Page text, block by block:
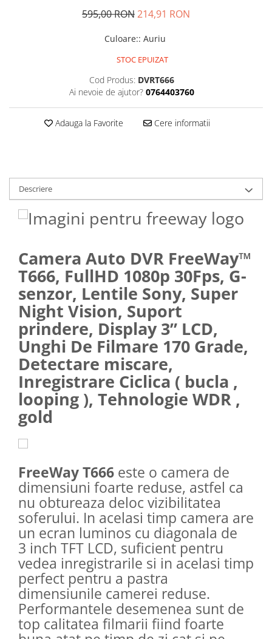
595,00 RON214,91 RON
Culoare:: Auriu
STOC EPUIZAT
Cod Produs: DVRT666
Ai nevoie de ajutor? 0764403760
Adauga la Favorite Cere informatii
Descriere
Camera Auto DVR FreeWay™
T666, FullHD 1080p 30Fps, G-
senzor, Lentile Sony, Super
Night Vision, Suport
prindere, Display 3” LCD,
Unghi De Filmare 170 Grade,
Detectare miscare,
Inregistrare Ciclica ( bucla ,
looping ), Tehnologie WDR ,
gold
FreeWay T666 este o camera de
dimensiuni foarte reduse, astfel ca
nu obtureaza deloc vizibilitatea
soferului. In acelasi timp camera are
un ecran luminos cu diagonala de
3 inch TFT LCD, suficient pentru
vedea inregistrarile si in acelasi timp
perfect pentru a pastra
dimensiunile camerei reduse.
Performantele desemenea sunt de
top calitatea filmarii fiind foarte